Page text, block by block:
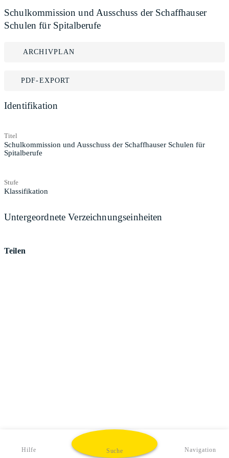
Schulkommission und Ausschuss der Schaffhauser
Schulen für Spitalberufe
ARCHIVPLAN
PDF-EXPORT
Identifikation
Titel
Schulkommission und Ausschuss der Schaffhauser Schulen für
Spitalberufe
Stufe
Klassifikation
Untergeordnete Verzeichnungseinheiten
Teilen
Hilfe Suche Navigation